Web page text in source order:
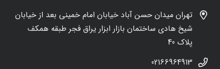
تهران میدان حسن آباد خیابان امام خمینی بعد از خیابان
شیخ هادی ساختمان بازار ابزار یراق فجر طبقه همکف
پلاک 40
02166964913